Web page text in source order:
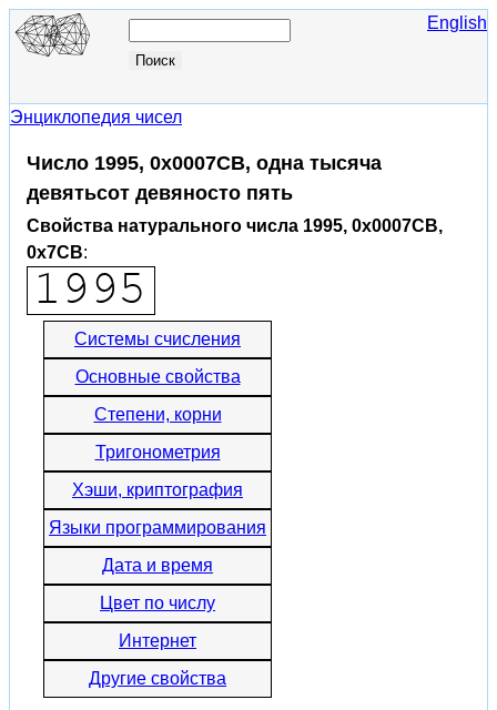
English
Энциклопедия чисел
Число 1995, 0x0007CB, одна тысяча
девятьсот девяносто пять
Свойства натурального числа 1995, 0x0007CB,
0x7CB:
Системы счисления
Основные свойства
Степени, корни
Тригонометрия
Хэши, криптография
Языки программирования
Дата и время
Цвет по числу
Интернет
Другие свойства